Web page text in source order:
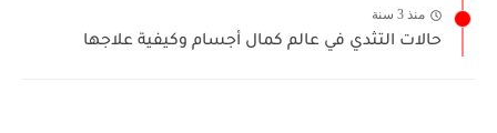
منذ 3 سنة
حالات التثدي في عالم كمال أجسام وكيفية علاجها